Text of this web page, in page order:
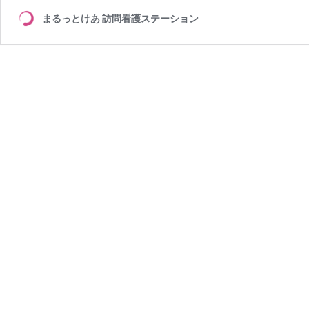
まるっとけあ 訪問看護ステーション